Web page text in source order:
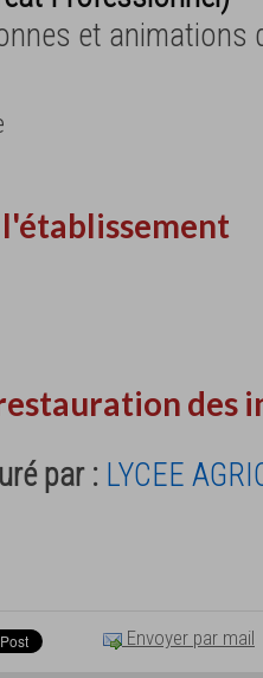
et animations
des
par : LYCEE
Envoyer par mail